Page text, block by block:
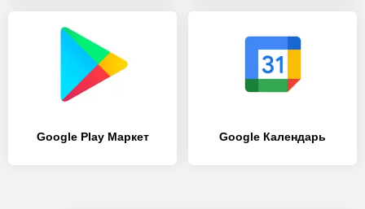
Google Play Маркет Google Календарь